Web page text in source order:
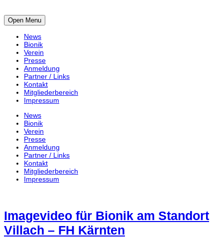
Open Menu
News
Bionik
Verein
Presse
Anmeldung
Partner / Links
Kontakt
Mitgliederbereich
Impressum
News
Bionik
Verein
Presse
Anmeldung
Partner / Links
Kontakt
Mitgliederbereich
Impressum
Imagevideo für Bionik am Standort
Villach – FH Kärnten